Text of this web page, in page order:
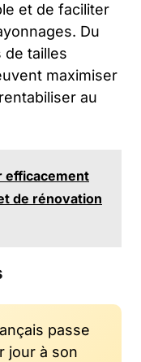
et de faciliter
Du
de tailles
maximiser
au
efficacement
de rénovation
passe
jour à son